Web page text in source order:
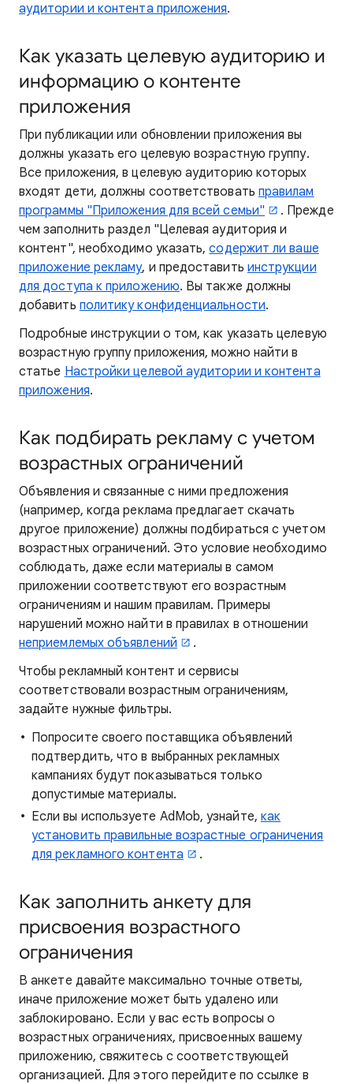
аудитории и контента приложения.
Как указать целевую аудиторию и
информацию о контенте
приложения
При публикации или обновлении приложения вы
должны указать его целевую возрастную группу.
Все приложения, в целевую аудиторию которых
входят дети, должны соответствовать правилам
программы "Приложения для всей семьи"
. Прежде
чем заполнить раздел "Целевая аудитория и
контент", необходимо указать,содержит ли ваше
приложение рекламу, и предоставить инструкции
для доступа к приложению. Вы также должны
добавить политику конфиденциальности.
Подробные инструкции о том, как указать целевую
возрастную группу приложения, можно найти в
статье Настройки целевой аудитории и контента
приложения.
Как подбирать рекламу с учетом
возрастных ограничений
Объявления и связанные с ними предложения
(например, когда реклама предлагает скачать
другое приложение) должны подбираться с учетом
возрастных ограничений. Это условие необходимо
соблюдать, даже если материалы в самом
приложении соответствуют его возрастным
ограничениям и нашим правилам. Примеры
нарушений можно найти в правилах в отношении
неприемлемых объявлений
.
Чтобы рекламный контент и сервисы
соответствовали возрастным ограничениям,
задайте нужные фильтры.
Попросите своего поставщика объявлений
подтвердить, что в выбранных рекламных
кампаниях будут показываться только
допустимые материалы.
Если вы используете AdMob, узнайте, как
установить правильные возрастные ограничения
для рекламного контента
.
Как заполнить анкету для
присвоения возрастного
ограничения
В анкете давайте максимально точные ответы,
иначе приложение может быть удалено или
заблокировано. Если у вас есть вопросы о
возрастных ограничениях, присвоенных вашему
приложению, свяжитесь с соответствующей
организацией. Для этого перейдите по ссылке в